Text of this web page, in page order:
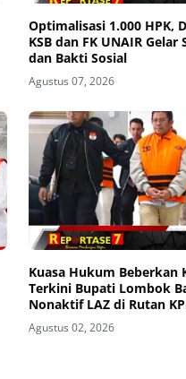
Optimalisasi 1.000 HPK,
KSB dan FK UNAIR Gelar
dan Bakti Sosial
Agustus 07, 2026
Kuasa Hukum Beberkan
Terkini Bupati Lombok
Nonaktif LAZ di Rutan
Pasrah dan Kooperatif
Agustus 02, 2026